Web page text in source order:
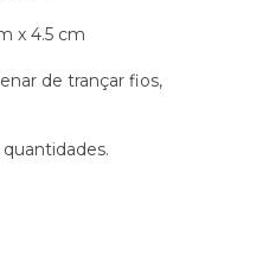
x 4.5 cm
de trançar fios,